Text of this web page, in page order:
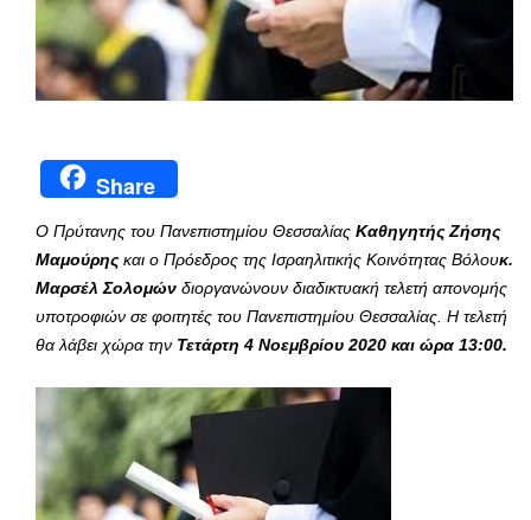
Share
Ο Πρύτανης του Πανεπιστημίου Θεσσαλίας Καθηγητής Ζήσης
Μαμούρηςκαι ο Πρόεδρος της Ισραηλιτικής Κοινότητας Βόλουκ.
Μαρσέλ Σολομών διοργανώνουν διαδικτυακή τελετή απονομής
υποτροφιών σε φοιτητές του Πανεπιστημίου Θεσσαλίας. Η τελετή
θα λάβει χώρα την Τετάρτη 4 Νοεμβρίου 2020 και ώρα 13:00.